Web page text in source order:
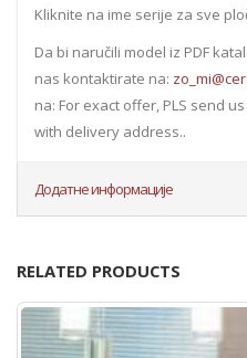
Kliknite na ime serije za sve
Da bi naručili model iz PDF
nas kontaktirate na:
na: For exact offer, PLS send
with delivery address..
Додатне информације
RELATED PRODUCTS